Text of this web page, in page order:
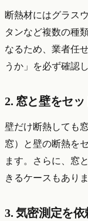
断熱材にはグラス
タンなど複数の種
なるため、業者任
うか」を必ず確認
2. 窓と壁をセ
壁だけ断熱しても
窓）と壁の断熱を
ます。さらに、窓
きるケースもありま
3. 気密測定を依